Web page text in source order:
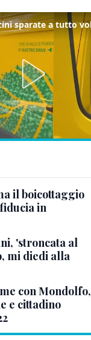
il boicottaggio
in
'stroncata al
mi diedi alla
con Mondolfo,
e cittadino